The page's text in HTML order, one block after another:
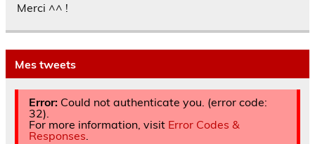
Merci ^^ !
Mes tweets
Error:Could not authenticate you. (error code:
32).
For more information, visit Error Codes &
Responses.